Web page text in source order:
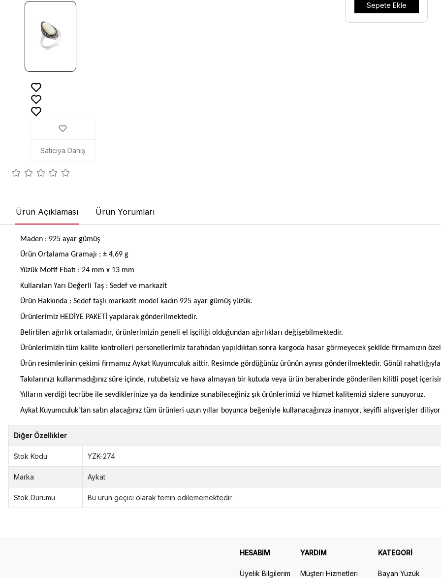
Sepete Ekle
Satıcıya Danış
Ürün Açıklaması Ürün Yorumları
Maden : 925 ayar gümüş
Ürün Ortalama Gramajı : ± 4,69 g
Yüzük Motif Ebatı : 24 mm x 13 mm
Kullanılan Yarı Değerli Taş : Sedef ve markazit
Ürün Hakkında : Sedef taşlı markazit model kadın 925 ayar gümüş yüzük.
Ürünlerimiz HEDİYE PAKETİ yapılarak gönderilmektedir.
Belirtilen ağırlık ortalamadır, ürünlerimizin geneli el işçiliği olduğundan ağırlıkları değişebilmektedir.
Ürünlerimizin tüm kalite kontrolleri personellerimiz tarafından yapıldıktan sonra kargoda hasar görmeyecek şekilde firmamızın
Ürün resimlerinin çekimi firmamız Aykat Kuyumculuk aittir. Resimde gördüğünüz ürünün aynısı gönderilmektedir. Gönül
Takılarınızı kullanmadığınız süre içinde, rutubetsiz ve hava almayan bir kutuda veya ürün beraberinde gönderilen kilitli poşet
Yılların verdiği tecrübe ile sevdiklerinize ya da kendinize sunabileceğiniz şık ürünlerimizi ve hizmet kalitemizi sizlere sunuyoruz.
Aykat Kuyumculuk'tan satın alacağınız tüm ürünleri uzun yıllar boyunca beğeniyle kullanacağınıza inanıyor, keyifli alışverişler
Diğer Özellikler
Stok Kodu YZK-274
Marka Aykat
Stok Durumu Bu ürün geçici olarak temin edilememektedir.
HESABIM
Üyelik Bilgilerim
YARDIM
Müşteri Hizmetleri
KATEGORİ
Bayan Yüzük